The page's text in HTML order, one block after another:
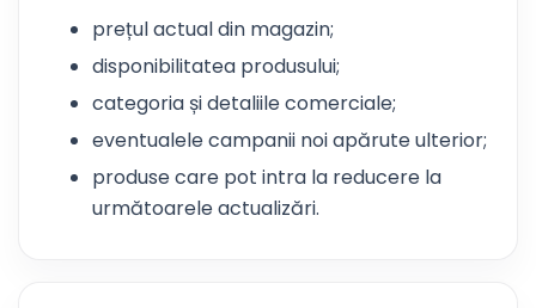
prețul actual din magazin;
disponibilitatea produsului;
categoria și detaliile comerciale;
eventualele campanii noi apărute ulterior;
produse care pot intra la reducere la
următoarele actualizări.